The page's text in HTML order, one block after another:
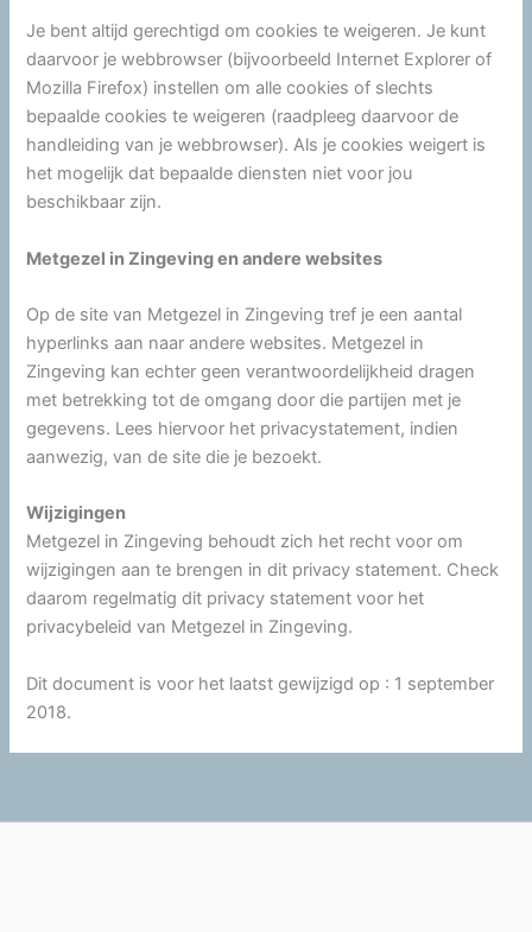
Je bent altijd gerechtigd om cookies te weigeren. Je kunt
daarvoor je webbrowser (bijvoorbeeld Internet Explorer of
Mozilla Firefox) instellen om alle cookies of slechts
bepaalde cookies te weigeren (raadpleeg daarvoor de
handleiding van je webbrowser). Als je cookies weigert is
het mogelijk dat bepaalde diensten niet voor jou
beschikbaar zijn.
Metgezel in Zingeving en andere websites
Op de site van Metgezel in Zingeving tref je een aantal
hyperlinks aan naar andere websites. Metgezel in
Zingeving kan echter geen verantwoordelijkheid dragen
met betrekking tot de omgang door die partijen met je
gegevens. Lees hiervoor het privacystatement, indien
aanwezig, van de site die je bezoekt.
Wijzigingen
Metgezel in Zingeving behoudt zich het recht voor om
wijzigingen aan te brengen in dit privacy statement. Check
daarom regelmatig dit privacy statement voor het
privacybeleid van Metgezel in Zingeving.
Dit document is voor het laatst gewijzigd op : 1 september
2018.